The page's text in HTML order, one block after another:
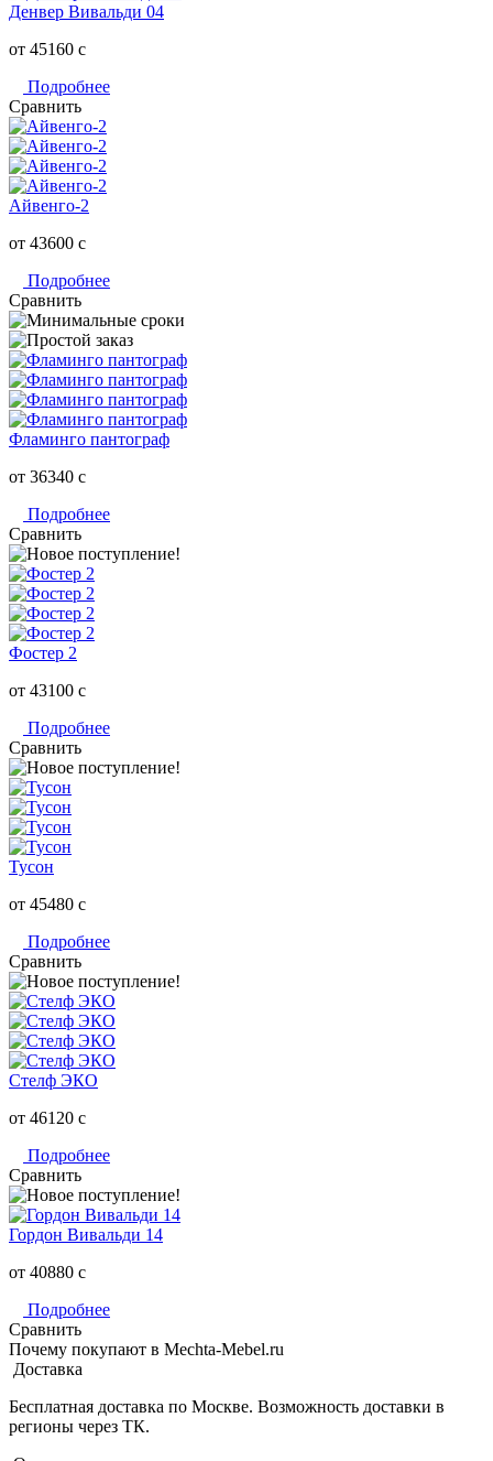
Денвер Вивальди 04
от 45160 c
Подробнее
Сравнить
Айвенго-2
от 43600 c
Подробнее
Сравнить
Фламинго пантограф
от 36340 c
Подробнее
Сравнить
Фостер 2
от 43100 c
Подробнее
Сравнить
Тусон
от 45480 c
Подробнее
Сравнить
Стелф ЭКО
от 46120 c
Подробнее
Сравнить
Гордон Вивальди 14
от 40880 c
Подробнее
Сравнить
Почему покупают в Mechta-Mebel.ru
Доставка
Бесплатная доставка по Москве. Возможность доставки в
регионы через ТК.